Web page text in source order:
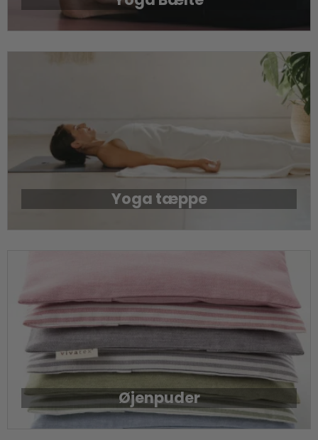
Yoga tæppe
Øjenpuder